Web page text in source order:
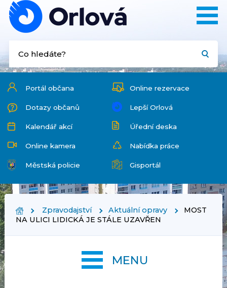
Portál občana Online rezervace
Dotazy občanů Lepší Orlová
Kalendář akcí Úřední deska
Online kamera Nabídka práce
Městská policie Gisportál
Zpravodajství Aktuální opravy
MOST
NA ULICI LIDICKÁ JE STÁLE UZAVŘEN
MENU